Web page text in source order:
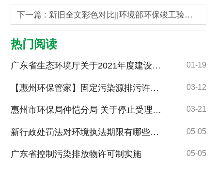
下一篇 : 新旧全文彩色对比||环境部环保竣工验收技术指南污染影响类！多方面不一样
热门阅读
广东省生态环境厅关于2021年度建设项目环境保护“三同时”和竣工环境保护设施自主验收专项检查情况通报 环保竣工验收 01-19
【惠州环保管家】固定污染源排污许可分类管理名录（2017年版） 03-12
惠州市环保局仲恺分局 关于停止受理排污费申报有关事项的公告 03-21
新行政处罚法对环境执法期限有哪些影响？ 05-05
广东省控制污染排放物许可制实施 05-05